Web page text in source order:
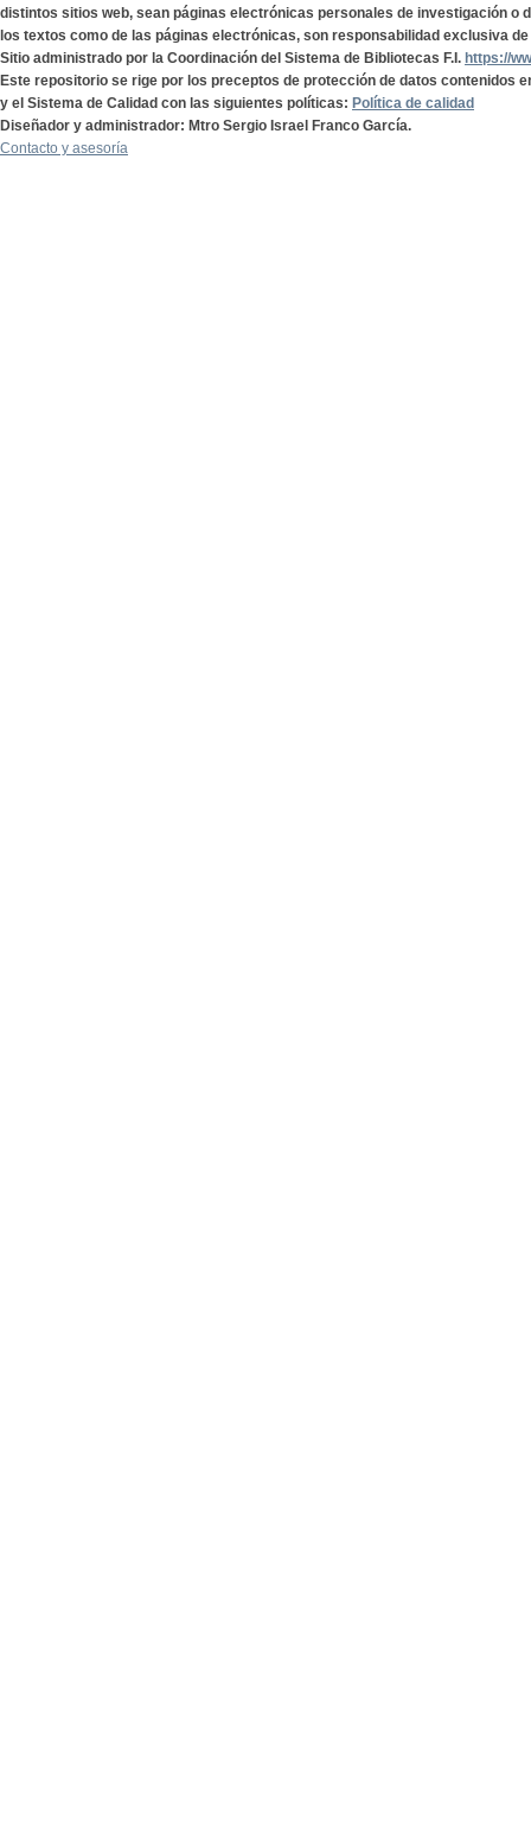
distintos sitios web, sean páginas electrónicas personales de investigación o
los textos como de las páginas electrónicas, son responsabilidad exclusiva
Sitio administrado por la Coordinación del Sistema de Bibliotecas F.I. https://
Este repositorio se rige por los preceptos de protección de datos contenidos
y el Sistema de Calidad con las siguientes políticas: Política de calidad
Diseñador y administrador: Mtro Sergio Israel Franco García.
Contacto y asesoría